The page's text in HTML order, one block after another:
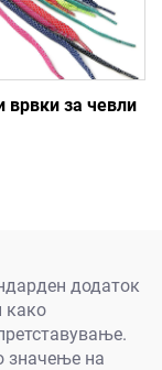
врвки за чевли
додаток
како
значење на